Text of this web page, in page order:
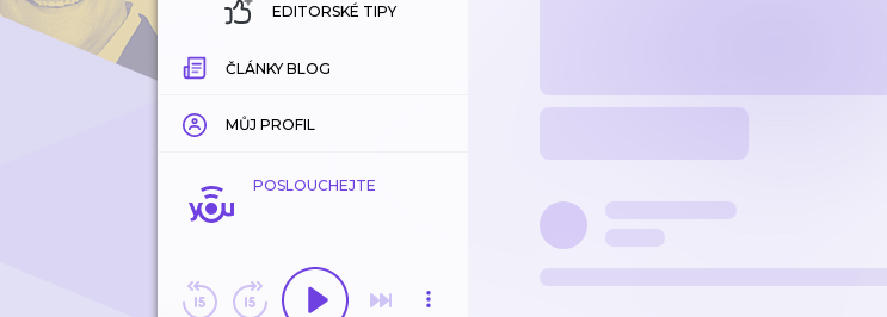
EDITORSKÉ TIPY
ČLÁNKY BLOG
MŮJ PROFIL
POSLOUCHEJTE